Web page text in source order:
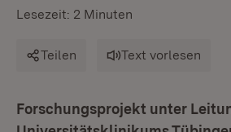
Lesezeit: 2 Minuten
Teilen Text vorlesen
Forschungsprojekt unter